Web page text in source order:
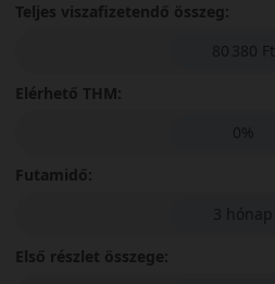
Teljes viszafizetendő összeg:
80 380 Ft
Elérhető THM:
0%
Futamidő:
3 hónap
Első részlet összege: